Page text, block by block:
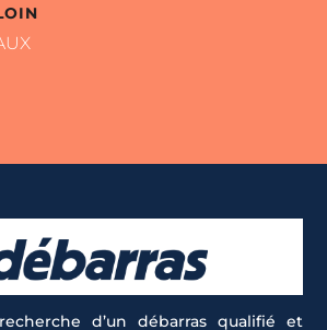
d’un débarras qualifié et